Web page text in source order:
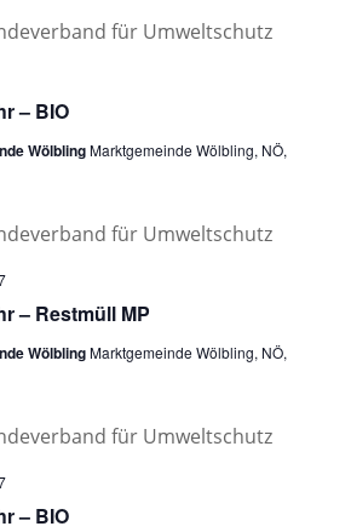
– BIO
WölblingMarktgemeinde Wölbling, NÖ,
– Restmüll MP
WölblingMarktgemeinde Wölbling, NÖ,
– BIO